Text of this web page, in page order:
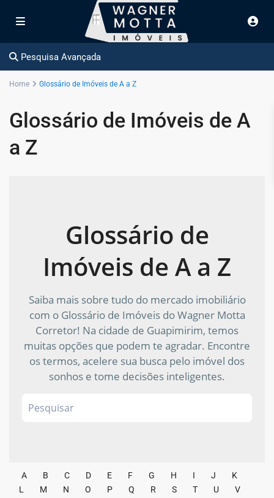
Pesquisa Avançada
Home Glossário de Imóveis de A a Z
Glossário de Imóveis de A
a Z
Glossário de
Imóveis de A a Z
Saiba mais sobre tudo do mercado imobiliário
com o Glossário de Imóveis do Wagner Motta
Corretor! Na cidade de Guapimirim, temos
muitas opções que podem te agradar. Encontre
os termos, acelere sua busca pelo imóvel dos
sonhos e tome decisões inteligentes.
A B C D E F G H I J
K
L
M N O P Q R S T U
V